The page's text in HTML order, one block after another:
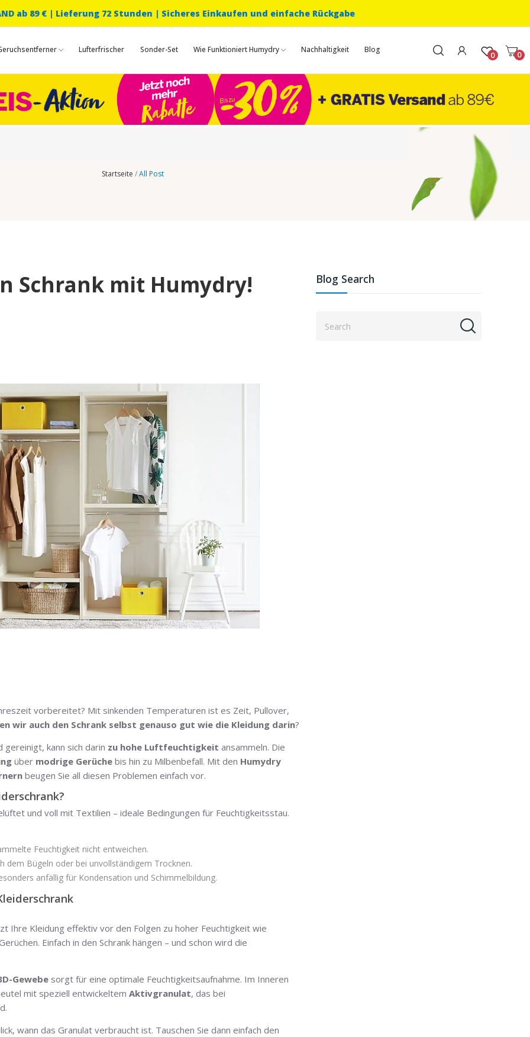
ab 89 € | Lieferung 72 Stunden | Sicheres Einkaufen und einfache Rückgabe
Lufterfrischer Sonder-Set Wie Funktioniert Humydry Nachhaltigkeit Blog 0 0
Startseite All Post
Schrank mit Humydry!
vorbereitet? Mit sinkenden Temperaturen ist es Zeit, Pullover,
wir auch den Schrank selbst genauso gut wie die Kleidung darin?
kann sich darin zu hohe Luftfeuchtigkeit ansammeln. Die
über modrige Gerüche bis hin zu Milbenbefall. Mit den Humydry
beugen Sie all diesen Problemen einfach vor.
und voll mit Textilien – ideale Bedingungen für Feuchtigkeitsstau.
Feuchtigkeit nicht entweichen.
dem Bügeln oder bei unvollständigem Trocknen.
anfällig für Kondensation und Schimmelbildung.
Ihre Kleidung effektiv vor den Folgen zu hoher Feuchtigkeit wie
Einfach in den Schrank hängen – und schon wird die
Gewebe sorgt für eine optimale Feuchtigkeitsaufnahme. Im Inneren
mit speziell entwickeltem Aktivgranulat, das bei
wann das Granulat verbraucht ist. Tauschen Sie dann einfach den
Blog Search